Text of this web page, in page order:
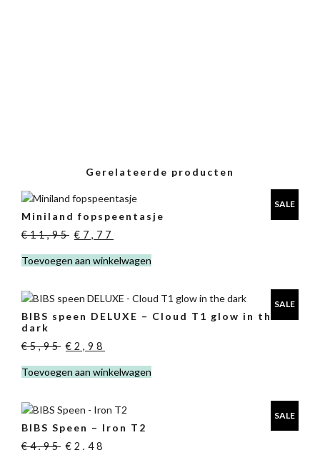
Gerelateerde producten
SALE
Miniland fopspeentasje
€11,95 Oorspronkelijke
was:
€ 7,77
is:
Toevoegen aan winkelwagen
SALE
BIBS speen DELUXE – Cloud T1 glow in the
dark
€5,95 Oorspronkelijke
was:
€ 2,98
is:
Toevoegen aan winkelwagen
SALE
BIBS Speen – Iron T2
€4,95 Oorspronkelijke
€ 2,48